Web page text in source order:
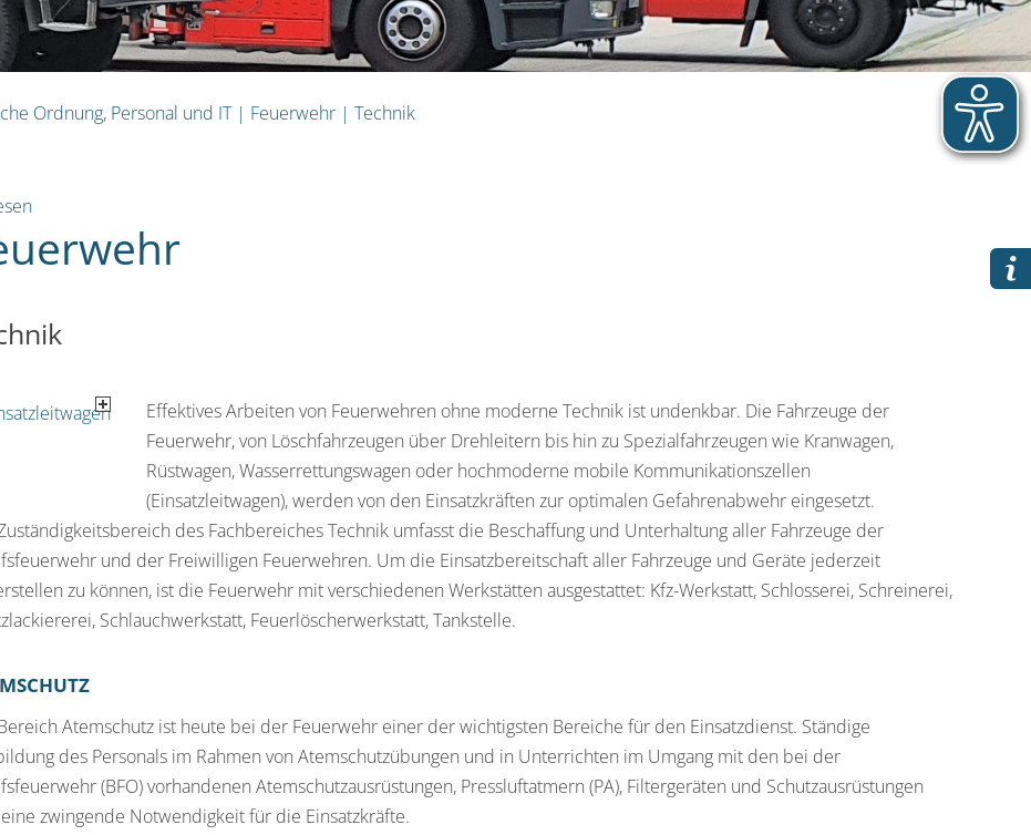
Ordnung, Personal und IT| Feuerwehr | Technik
Effektives Arbeiten von Feuerwehren ohne moderne Technik ist undenkbar. Die Fahrzeuge der
Feuerwehr, von Löschfahrzeugen über Drehleitern bis hin zu Spezialfahrzeugen wie Kranwagen,
Rüstwagen, Wasserrettungswagen oder hochmoderne mobile Kommunikationszellen
(Einsatzleitwagen), werden von den Einsatzkräften zur optimalen Gefahrenabwehr eingesetzt.
System Feuerwehr und des Rettungsdienstes gehören jedoch nicht nur Fahrzeuge. Eine vielfältige
an Gerätschaften auf den Feuerwehrfahrzeugen und den Rettungsdienstfahrzeugen ist erforderlich, um die große
der Aufgaben einer Großstadtfeuerwehr wahrnehmen zu können. Personal und Gerät müssen zweckmäßig und
zum jeweiligen Einsatzort gebracht werden.
des Fachbereiches Technik umfasst die Beschaffung und Unterhaltung aller Fahrzeuge der
und der Freiwilligen Feuerwehren. Um die Einsatzbereitschaft aller Fahrzeuge und Geräte jederzeit
zu können, ist die Feuerwehr mit verschiedenen Werkstätten ausgestattet: Kfz-Werkstatt, Schlosserei, Schreinerei,
Schlauchwerkstatt, Feuerlöscherwerkstatt, Tankstelle.
Atemschutz ist heute bei der Feuerwehr einer der wichtigsten Bereiche für den Einsatzdienst. Ständige
des Personals im Rahmen von Atemschutzübungen und in Unterrichten im Umgang mit den bei der
(BFO) vorhandenen Atemschutzausrüstungen, Pressluftatmern (PA), Filtergeräten und Schutzausrüstungen
zwingende Notwendigkeit für die Einsatzkräfte.